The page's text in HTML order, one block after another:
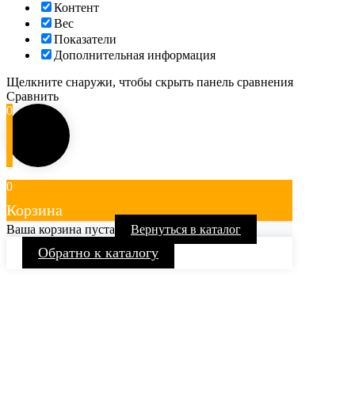
Контент
Вес
Показатели
Дополнительная информация
Щелкните снаружи, чтобы скрыть панель сравнения
Сравнить
0
0
Корзина
Ваша корзина пуста Вернуться в каталог
Обратно к каталогу